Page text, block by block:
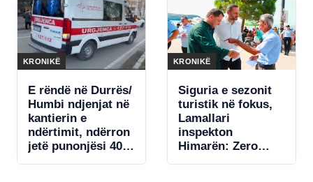
KRONIKË
E rëndë në Durrës/
Humbi ndjenjat në
kantierin e
ndërtimit, ndërron
jetë punonjësi 40-
KRONIKË
Siguria e sezonit
turistik në fokus,
Lamallari
inspekton
Himarën: Zero